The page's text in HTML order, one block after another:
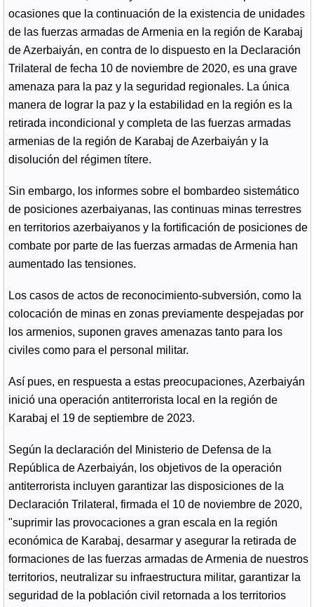
ocasiones que la continuación de la existencia de unidades
de las fuerzas armadas de Armenia en la región de Karabaj
de Azerbaiyán, en contra de lo dispuesto en la Declaración
Trilateral de fecha 10 de noviembre de 2020, es una grave
amenaza para la paz y la seguridad regionales. La única
manera de lograr la paz y la estabilidad en la región es la
retirada incondicional y completa de las fuerzas armadas
armenias de la región de Karabaj de Azerbaiyán y la
disolución del régimen títere.
Sin embargo, los informes sobre el bombardeo sistemático
de posiciones azerbaiyanas, las continuas minas terrestres
en territorios azerbaiyanos y la fortificación de posiciones de
combate por parte de las fuerzas armadas de Armenia han
aumentado las tensiones.
Los casos de actos de reconocimiento-subversión, como la
colocación de minas en zonas previamente despejadas por
los armenios, suponen graves amenazas tanto para los
civiles como para el personal militar.
Así pues, en respuesta a estas preocupaciones, Azerbaiyán
inició una operación antiterrorista local en la región de
Karabaj el 19 de septiembre de 2023.
Según la declaración del Ministerio de Defensa de la
República de Azerbaiyán, los objetivos de la operación
antiterrorista incluyen garantizar las disposiciones de la
Declaración Trilateral, firmada el 10 de noviembre de 2020,
"suprimir las provocaciones a gran escala en la región
económica de Karabaj, desarmar y asegurar la retirada de
formaciones de las fuerzas armadas de Armenia de nuestros
territorios, neutralizar su infraestructura militar, garantizar la
seguridad de la población civil retornada a los territorios